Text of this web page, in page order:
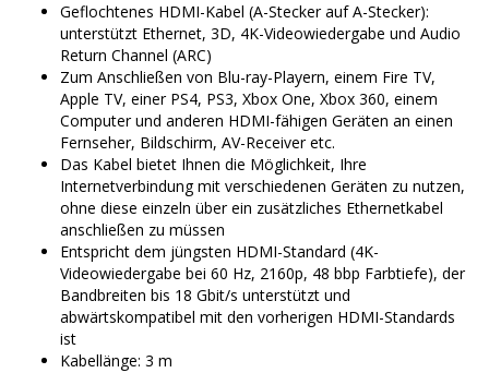
Geflochtenes HDMI-Kabel (A-Stecker auf A-Stecker):
unterstützt Ethernet, 3D, 4K-Videowiedergabe und Audio
Return Channel (ARC)
Zum Anschließen von Blu-ray-Playern, einem Fire TV,
Apple TV, einer PS4, PS3, Xbox One, Xbox 360, einem
Computer und anderen HDMI-fähigen Geräten an einen
Fernseher, Bildschirm, AV-Receiver etc.
Das Kabel bietet Ihnen die Möglichkeit, Ihre
Internetverbindung mit verschiedenen Geräten zu nutzen,
ohne diese einzeln über ein zusätzliches Ethernetkabel
anschließen zu müssen
Entspricht dem jüngsten HDMI-Standard (4K-
Videowiedergabe bei 60 Hz, 2160p, 48 bbp Farbtiefe), der
Bandbreiten bis 18 Gbit/s unterstützt und
abwärtskompatibel mit den vorherigen HDMI-Standards
ist
Kabellänge: 3 m